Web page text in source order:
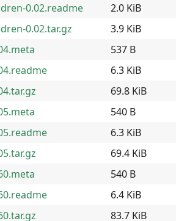
0.02.readme
2.0 KiB
0.02.tar.gz
3.9 KiB
537 B
6.3 KiB
69.8 KiB
540 B
6.3 KiB
69.4 KiB
540 B
6.4 KiB
83.7 KiB